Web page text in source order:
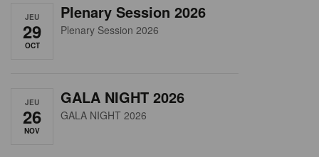
JEU
29
OCT
Plenary Session 2026
Plenary Session 2026
JEU
26
NOV
GALA NIGHT 2026
GALA NIGHT 2026